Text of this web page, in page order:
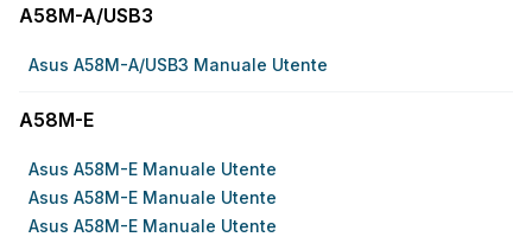
A58M-A/USB3
Asus A58M-A/USB3 Manuale Utente
A58M-E
Asus A58M-E Manuale Utente
Asus A58M-E Manuale Utente
Asus A58M-E Manuale Utente